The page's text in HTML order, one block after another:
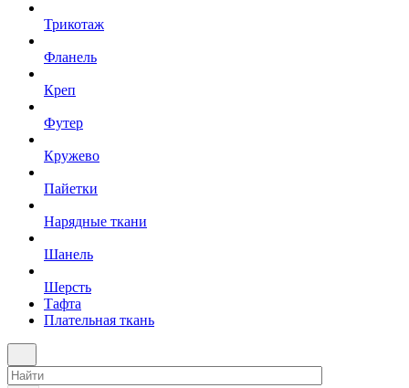
Трикотаж
Фланель
Креп
Футер
Кружево
Пайетки
Нарядные ткани
Шанель
Шерсть
Тафта
Плательная ткань